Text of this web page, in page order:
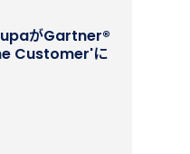
がGartner®️
Customer'に